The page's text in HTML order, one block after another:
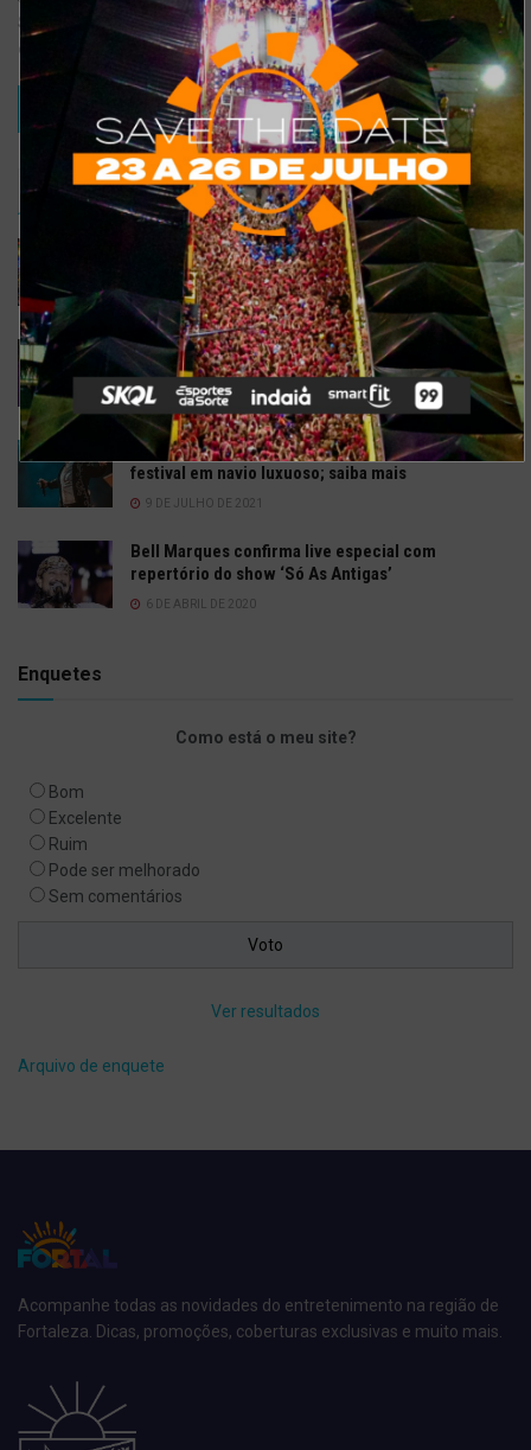
Salvar meus dados neste navegador para a próxima vez que eu
comentar.
TRENDING COMMENTS RECENTES
Confira a programação completa do São João de
Maracanaú 2022
19 DE JULHO DE 2022
Confira 5 restaurantes temáticos em Fortaleza
para visitar neste feriado
6 DE SETEMBRO DE 2021
Gusttavo Lima inicia venda de ingressos para
festival em navio luxuoso; saiba mais
9 DE JULHO DE 2021
Bell Marques confirma live especial com
repertório do show ‘Só As Antigas’
6 DE ABRIL DE 2020
Enquetes
Como está o meu site?
Bom
Excelente
Ruim
Pode ser melhorado
Sem comentários
Ver resultados
Arquivo de enquete
Acompanhe todas as novidades do entretenimento na região de
Fortaleza. Dicas, promoções, coberturas exclusivas e muito mais.